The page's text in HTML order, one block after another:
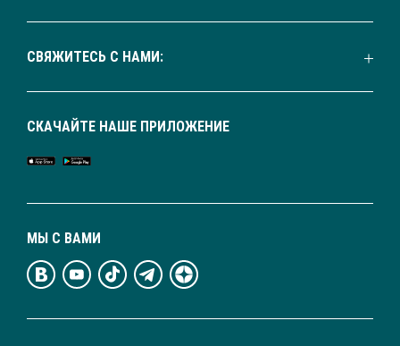
СВЯЖИТЕСЬ С НАМИ:
МЫ С ВАМИ
СКАЧАЙТЕ НАШЕ ПРИЛОЖЕНИЕ